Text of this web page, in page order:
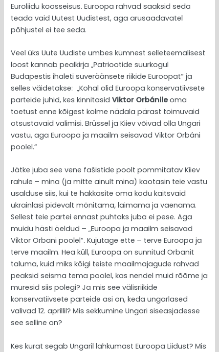
Euroliidu koosseisus. Euroopa rahvad saaksid seda
teada vaid Uutest Uudistest, aga arusaadavatel
põhjustel ei tee seda.
Veel üks Uute Uudiste umbes kümnest selleteemalisest
loost kannab pealkirja „Patriootide suurkogul
Budapestis ihaleti suveräänsete riikide Euroopat“ ja
selles väidetakse: „Kohal olid Euroopa konservatiivsete
parteide juhid, kes kinnitasidViktor Orbánileoma
toetust enne kõigest kolme nädala pärast toimuvaid
otsustavaid valimisi. Brüssel ja Kiiev võivad olla Ungari
vastu, aga Euroopa ja maailm seisavad Viktor Orbáni
poolel.“
Jätke juba see vene fašistide poolt pommitatav Kiiev
rahule – mina (ja mitte ainult mina) kaotasin teie vastu
usalduse siis, kui te hakkasite oma kodu kaitsvaid
ukrainlasi pidevalt mõnitama, laimama ja vaenama.
Sellest teie partei ennast puhtaks juba ei pese. Aga
muidu hästi öeldud – „Euroopa ja maailm seisavad
Viktor Orbani poolel“. Kujutage ette – terve Euroopa ja
terve maailm. Hea küll, Euroopa on sunnitud Orbanit
taluma, kuid miks kõigi teiste maailmajagude rahvad
peaksid seisma tema poolel, kas nendel muid rõõme ja
muresid siis polegi? Ja mis see välisriikide
konservatiivsete parteide asi on, keda ungarlased
valivad 12. aprillil? Mis sekkumine Ungari siseasjadesse
see selline on?
Kes kurat segab Ungaril lahkumast Euroopa Liidust? Mis